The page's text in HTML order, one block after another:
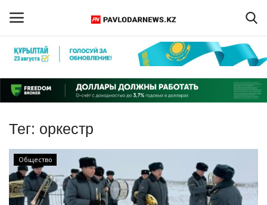
Регистрация
Главная
Обратная связь
ПАВЛОДАРСКАЯ ОБЛАСТЬ
КАЗАХСТАН
Тег: оркестр
Общество